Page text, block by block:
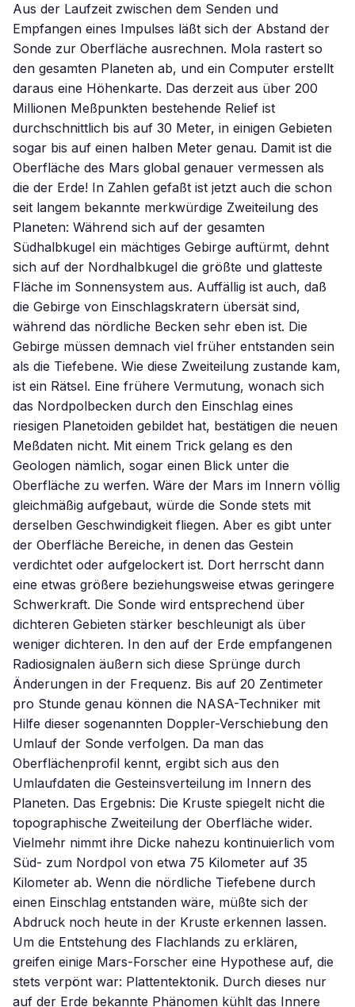
Aus der Laufzeit zwischen dem Senden und
Empfangen eines Impulses läßt sich der Abstand der
Sonde zur Oberfläche ausrechnen. Mola rastert so
den gesamten Planeten ab, und ein Computer erstellt
daraus eine Höhenkarte. Das derzeit aus über 200
Millionen Meßpunkten bestehende Relief ist
durchschnittlich bis auf 30 Meter, in einigen Gebieten
sogar bis auf einen halben Meter genau. Damit ist die
Oberfläche des Mars global genauer vermessen als
die der Erde! In Zahlen gefaßt ist jetzt auch die schon
seit langem bekannte merkwürdige Zweiteilung des
Planeten: Während sich auf der gesamten
Südhalbkugel ein mächtiges Gebirge auftürmt, dehnt
sich auf der Nordhalbkugel die größte und glatteste
Fläche im Sonnensystem aus. Auffällig ist auch, daß
die Gebirge von Einschlagskratern übersät sind,
während das nördliche Becken sehr eben ist. Die
Gebirge müssen demnach viel früher entstanden sein
als die Tiefebene. Wie diese Zweiteilung zustande kam,
ist ein Rätsel. Eine frühere Vermutung, wonach sich
das Nordpolbecken durch den Einschlag eines
riesigen Planetoiden gebildet hat, bestätigen die neuen
Meßdaten nicht. Mit einem Trick gelang es den
Geologen nämlich, sogar einen Blick unter die
Oberfläche zu werfen. Wäre der Mars im Innern völlig
gleichmäßig aufgebaut, würde die Sonde stets mit
derselben Geschwindigkeit fliegen. Aber es gibt unter
der Oberfläche Bereiche, in denen das Gestein
verdichtet oder aufgelockert ist. Dort herrscht dann
eine etwas größere beziehungsweise etwas geringere
Schwerkraft. Die Sonde wird entsprechend über
dichteren Gebieten stärker beschleunigt als über
weniger dichteren. In den auf der Erde empfangenen
Radiosignalen äußern sich diese Sprünge durch
Änderungen in der Frequenz. Bis auf 20 Zentimeter
pro Stunde genau können die NASA-Techniker mit
Hilfe dieser sogenannten Doppler-Verschiebung den
Umlauf der Sonde verfolgen. Da man das
Oberflächenprofil kennt, ergibt sich aus den
Umlaufdaten die Gesteinsverteilung im Innern des
Planeten. Das Ergebnis: Die Kruste spiegelt nicht die
topographische Zweiteilung der Oberfläche wider.
Vielmehr nimmt ihre Dicke nahezu kontinuierlich vom
Süd- zum Nordpol von etwa 75 Kilometer auf 35
Kilometer ab. Wenn die nördliche Tiefebene durch
einen Einschlag entstanden wäre, müßte sich der
Abdruck noch heute in der Kruste erkennen lassen.
Um die Entstehung des Flachlands zu erklären,
greifen einige Mars-Forscher eine Hypothese auf, die
stets verpönt war: Plattentektonik. Durch dieses nur
auf der Erde bekannte Phänomen kühlt das Innere